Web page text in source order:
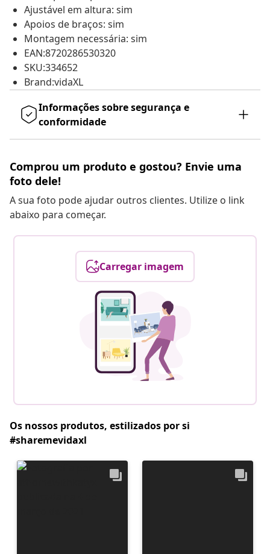
Ajustável em altura: sim
Apoios de braços: sim
Montagem necessária: sim
EAN:8720286530320
SKU:334652
Brand:vidaXL
Informações sobre segurança e
conformidade
Comprou um produto e gostou? Envie uma
foto dele!
A sua foto pode ajudar outros clientes. Utilize o link
abaixo para começar.
Carregar imagem
Os nossos produtos, estilizados por si
#sharemevidaxl